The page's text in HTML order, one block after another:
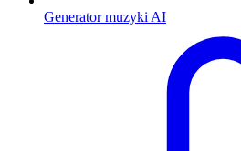
Generator muzyki AI